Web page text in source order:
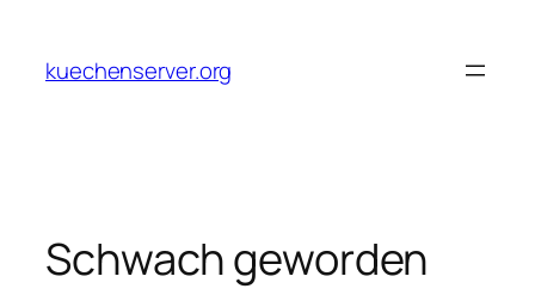
content
kuechenserver.org
Schwach geworden